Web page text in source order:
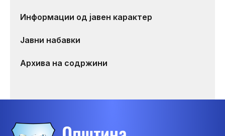
Информации од јавен карактер
Јавни набавки
Архива на содржини